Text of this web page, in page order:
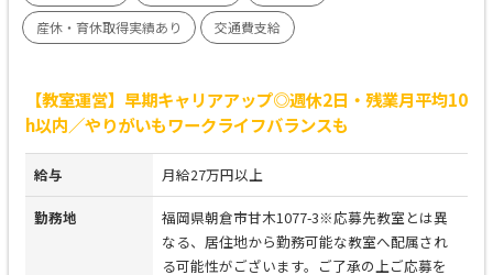
産休・育休取得実績あり
交通費支給
【教室運営】早期キャリアアップ◎週休2日・残業月平均10
h以内／やりがいもワークライフバランスも
給与 月給27万円以上
勤務地
福岡県朝倉市甘木1077-3※応募先教室とは異
なる、居住地から勤務可能な教室へ配属され
る可能性がございます。ご了承の上ご応募を